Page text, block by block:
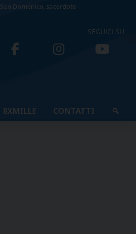
San Domenico, sacerdote
SEGUICI SU
8XMILLE CONTATTI